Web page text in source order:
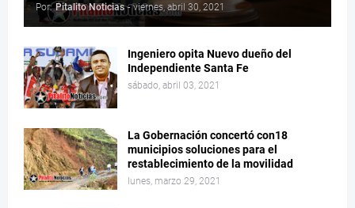
Por: Pitalito Noticias - viernes, abril 30, 2021
Ingeniero opita Nuevo dueño del
Independiente Santa Fe
sábado, abril 03, 2021
La Gobernación concertó con18
municipios soluciones para el
restablecimiento de la movilidad
lunes, marzo 29, 2021